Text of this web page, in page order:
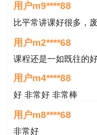
用户m9****88
比平常讲课好很多，
用户m2****68
课程还是一如既往的
用户m4****88
好 非常好 非常棒
用户m8****68
非常好